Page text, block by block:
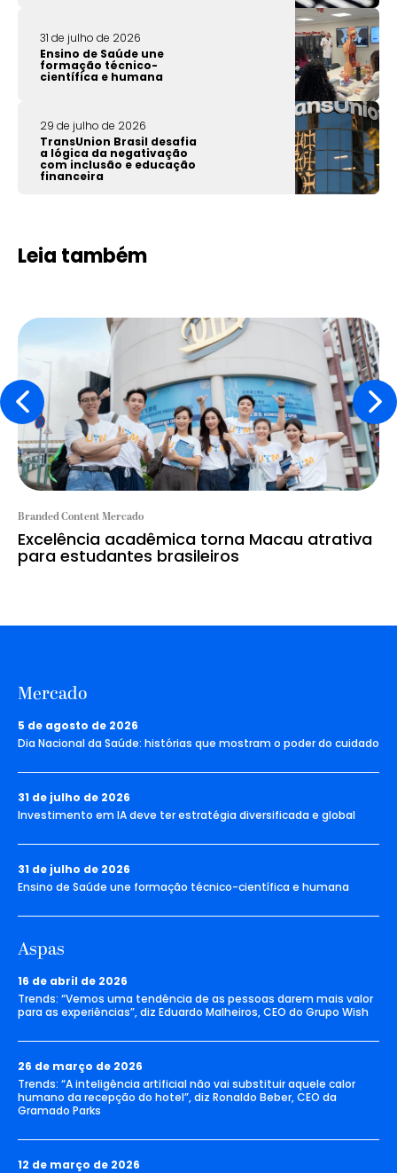
31 de julho de 2026
Ensino de Saúde une
formação técnico-
científica e humana
29 de julho de 2026
TransUnion Brasil desafia
a lógica da negativação
com inclusão e educação
financeira
Leia também
Branded Content Mercado
Excelência acadêmica torna Macau atrativa
para estudantes brasileiros
Mercado
5 de agosto de 2026
Dia Nacional da Saúde: histórias que mostram o poder do cuidado
31 de julho de 2026
Investimento em IA deve ter estratégia diversificada e global
31 de julho de 2026
Ensino de Saúde une formação técnico-científica e humana
Aspas
16 de abril de 2026
Trends: “Vemos uma tendência de as pessoas darem mais valor
para as experiências”, diz Eduardo Malheiros, CEO do Grupo Wish
26 de março de 2026
Trends: “A inteligência artificial não vai substituir aquele calor
humano da recepção do hotel”, diz Ronaldo Beber, CEO da
Gramado Parks
12 de março de 2026